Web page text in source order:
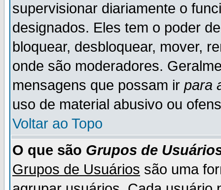
supervisionar diariamente o
designados. Eles tem o poder
bloquear, desbloquear, mover,
onde são moderadores.
mensagens que possam ir para
uso de material abusivo ou
Voltar ao Topo
O que são Grupos de
Grupos de Usuários são uma